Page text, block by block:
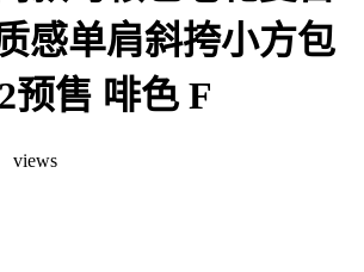
感单肩斜挎小方包
预售 啡色 F
views